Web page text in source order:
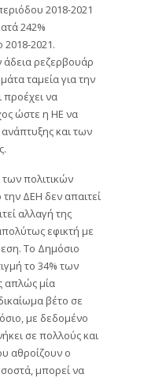
2018-2021
242%
2021.
άδεια ρεζερβουάρ
ταμεία για την
προέχει να
ώστε η ΗΕ να
και των
πολιτικών
ΔΕΗ δεν απαιτεί
αλλαγή της
εφικτή με
Το Δημόσιο
το 34% των
απλώς μία
βέτο σε
με δεδομένο
σε πολλούς και
αθροίζουν ο
μπορεί να